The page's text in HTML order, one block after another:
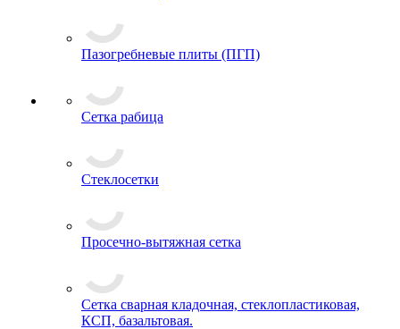
Пазогребневые плиты (ПГП)
Сетка рабица
Стеклосетки
Просечно-вытяжная сетка
Сетка сварная кладочная, стеклопластиковая,
КСП, базальтовая.